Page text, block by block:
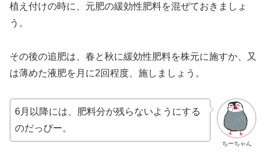
植え付けの時に、元肥の緩効性肥料を混ぜておきましょ
う。
その後の追肥は、春と秋に緩効性肥料を株元に施すか、又
は薄めた液肥を月に2回程度、施しましょう。
ちーちゃん
6月以降には、肥料分が残らないようにする
のだっぴー。